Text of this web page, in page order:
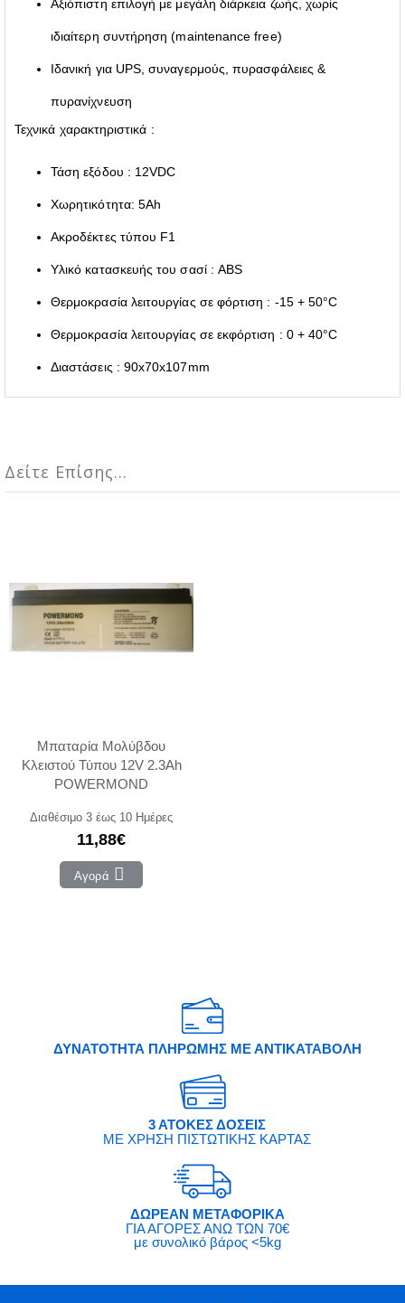
Αξιόπιστη επιλογή με μεγάλη διάρκεια ζωής, χωρίς
ιδιαίτερη συντήρηση (maintenance free)
Iδανική για UPS, συναγερμούς, πυρασφάλειες &
πυρανίχνευση
Τεχνικά χαρακτηριστικά :
Τάση εξόδου : 12VDC
Χωρητικότητα: 5Ah
Ακροδέκτες τύπου F1
Υλικό κατασκευής του σασί : ABS
Θερμοκρασία λειτουργίας σε φόρτιση : -15 + 50°C
Θερμοκρασία λειτουργίας σε εκφόρτιση : 0 + 40°C
Διαστάσεις : 90x70x107mm
Δείτε Επίσης...
Μπαταρία Μολύβδου
Κλειστού Τύπου 12V 2.3Ah
POWERMOND
Διαθέσιμο 3 έως 10 Ημέρες
11,88€
Αγορά
ΔΥΝΑΤΟΤΗΤΑ ΠΛΗΡΩΜΗΣ ΜΕ ΑΝΤΙΚΑΤΑΒΟΛΗ
3 ΑΤΟΚΕΣ ΔΟΣΕΙΣ
ΜΕ ΧΡΗΣΗ ΠΙΣΤΩΤΙΚΗΣ ΚΑΡΤΑΣ
ΔΩΡΕΑΝ ΜΕΤΑΦΟΡΙΚΑ
ΓΙΑ ΑΓΟΡΕΣ ΑΝΩ ΤΩΝ 70€
με συνολικό βάρος <5kg